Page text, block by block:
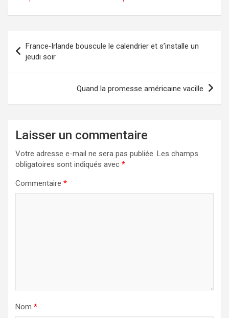
de
l’article
France‑Irlande bouscule le calendrier et s’installe un
jeudi soir
Quand la promesse américaine vacille
Laisser un commentaire
Votre adresse e-mail ne sera pas publiée. Les champs
obligatoires sont indiqués avec *
Commentaire *
Nom *